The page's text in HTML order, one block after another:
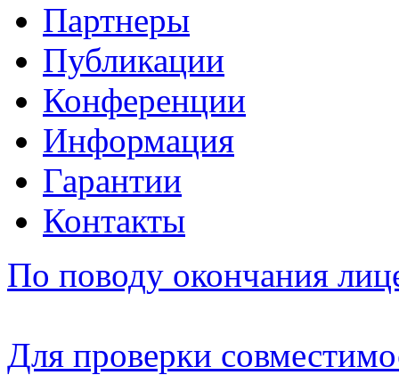
Партнеры
Публикации
Конференции
Информация
Гарантии
Контакты
По поводу окончания
Для проверки